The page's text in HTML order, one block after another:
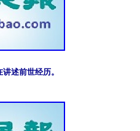
述前世经历。